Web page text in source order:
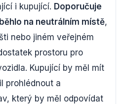
i kupující. Doporučuje
na neutrálním místě,
nebo jiném veřejném
prostoru pro
Kupující by měl mít
prohlédnout a
který by měl odpovídat